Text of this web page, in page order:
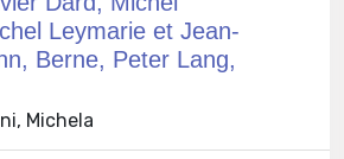
Leymarie et Jean-
Berne, Peter Lang,
Michela